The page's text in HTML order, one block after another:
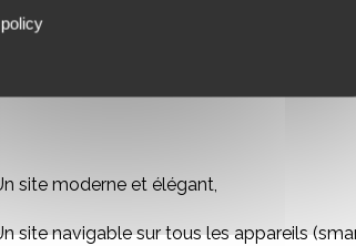
site moderne et élégant,
site navigable sur tous les appareils